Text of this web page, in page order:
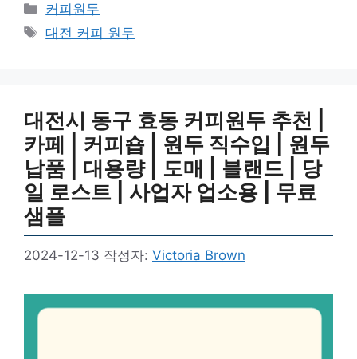
카
테
커피원두
태
대전 커피 원두
대전시 동구 효동 커피원두 추천 |
카페 | 커피숍 | 원두 직수입 | 원두
납품 | 대용량 | 도매 | 블랜드 | 당
일 로스트 | 사업자 업소용 | 무료
샘플
2024-12-13 작성자: Victoria Brown